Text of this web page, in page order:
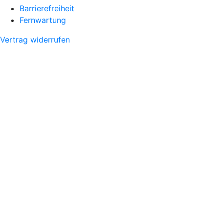
Barrierefreiheit
Fernwartung
Vertrag widerrufen